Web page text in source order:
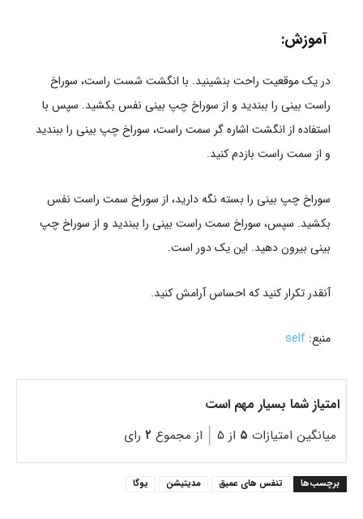
آموزش:
در یک موقعیت راحت بنشینید. با انگشت شست راست، سوراخ
راست بینی را ببندید و از سوراخ چپ بینی نفس بکشید. سپس با
استفاده از انگشت اشاره گر سمت راست، سوراخ چپ بینی را ببندید
و از سمت راست بازدم کنید.
سوراخ چپ بینی را بسته نگه دارید، از سوراخ سمت راست نفس
بکشید. سپس، سوراخ سمت راست بینی را ببندید و از سوراخ چپ
بینی بیرون دهید. این یک دور است.
آنقدر تکرار کنید که احساس آرامش کنید.
منبع: self
امتیاز شما بسیار مهم است
میانگین امتیازات ۵ از ۵ از مجموع ۲ رای
برچسب‌ها تنفس های عمیق مدیتیشن یوگا